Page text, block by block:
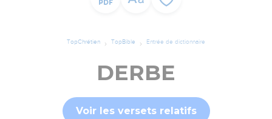
TopChrétien TopBible Entrée de dictionnaire
DERBE
Voir les versets relatifs